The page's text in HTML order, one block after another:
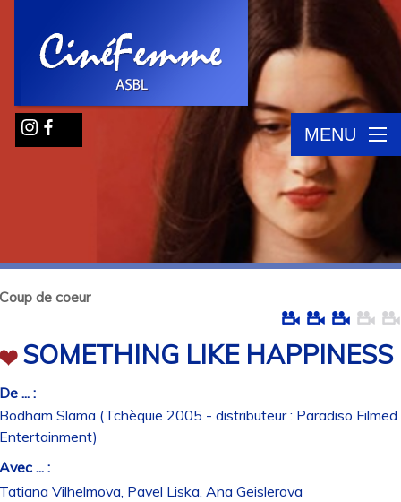
MENU
de coeur
SOMETHING LIKE HAPPINESS
... :
Slama (Tchèquie 2005 - distributeur : Paradiso Filmed
... :
Vilhelmova, Pavel Liska, Ana Geislerova